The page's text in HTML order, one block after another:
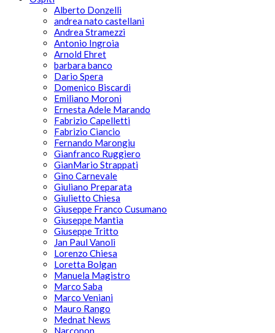
Alberto Donzelli
andrea nato castellani
Andrea Stramezzi
Antonio Ingroia
Arnold Ehret
barbara banco
Dario Spera
Domenico Biscardi
Emiliano Moroni
Ernesta Adele Marando
Fabrizio Capelletti
Fabrizio Ciancio
Fernando Marongiu
Gianfranco Ruggiero
GianMario Strappati
Gino Carnevale
Giuliano Preparata
Giulietto Chiesa
Giuseppe Franco Cusumano
Giuseppe Mantia
Giuseppe Tritto
Jan Paul Vanoli
Lorenzo Chiesa
Loretta Bolgan
Manuela Magistro
Marco Saba
Marco Veniani
Mauro Rango
Mednat News
Narconon